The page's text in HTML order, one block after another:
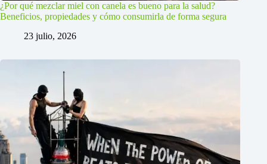
¿Por qué mezclar miel con canela es bueno para la salud?
Beneficios, propiedades y cómo consumirla de forma segura
23 julio, 2026